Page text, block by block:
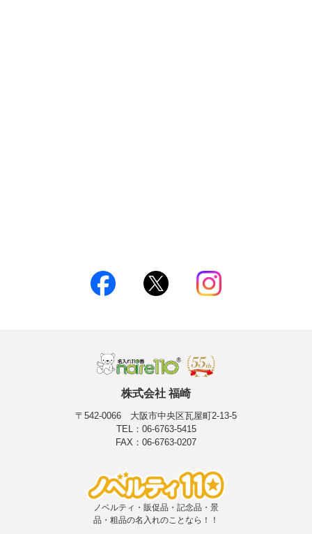
株式会社 福崎
〒542-0066 大阪市中央区瓦屋町2-13-5
TEL：06-6763-5415
FAX：06-6763-0207
ノベルティ・販促品・記念品・景
品・粗品の名入れのことなら！！